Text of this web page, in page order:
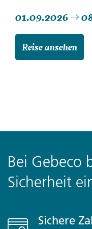
01.09.2026
Reise ansehen
Bei Gebeco
Sicherheit
Sichere